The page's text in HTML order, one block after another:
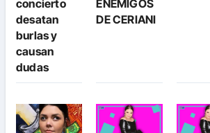
concierto
desatan
burlas y
causan
dudas
ENEMIGOS
DE CERIANI